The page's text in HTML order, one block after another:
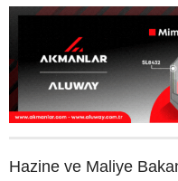
Hazine ve Maliye